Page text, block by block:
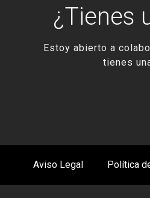
¿Tienes
Estoy abierto a
tienes
Aviso Legal Política